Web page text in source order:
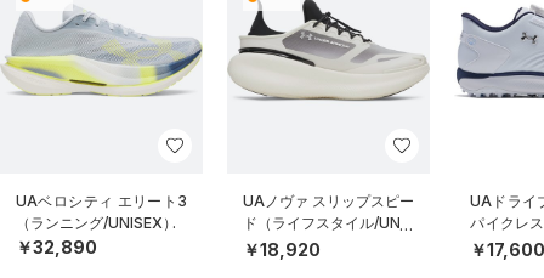
UAベロシティ エリート3
（ランニング/UNISEX）
￥32,890
UAノヴァ スリップスピー
ド（ライフスタイル/UNIS
EX）
￥18,920
UAドライ
パイクレ
MEN）
￥